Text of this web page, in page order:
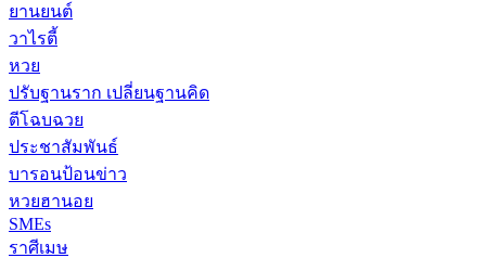
ยานยนต์
วาไรตี้
หวย
ปรับฐานราก เปลี่ยนฐานคิด
ตีโฉบฉวย
ประชาสัมพันธ์
บารอนป้อนข่าว
หวยฮานอย
SMEs
ราศีเมษ